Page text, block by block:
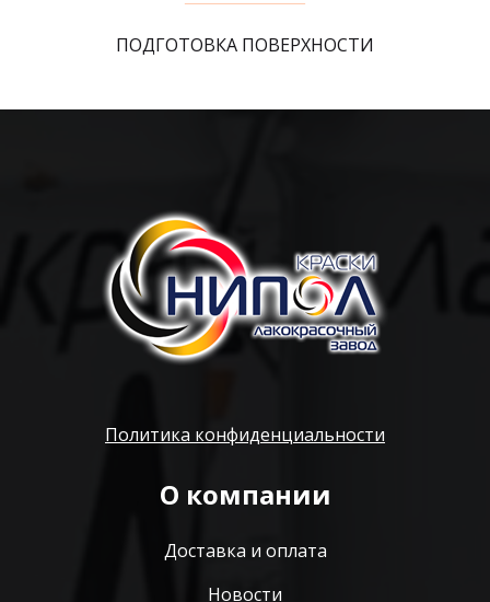
ПОДГОТОВКА ПОВЕРХНОСТИ
Политика конфиденциальности
О компании
Доставка и оплата
Новости